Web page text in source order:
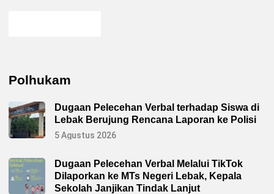
Polhukam
Dugaan Pelecehan Verbal terhadap Siswa di
Lebak Berujung Rencana Laporan ke Polisi
5 Agustus 2026
Dugaan Pelecehan Verbal Melalui TikTok
Dilaporkan ke MTs Negeri Lebak, Kepala
Sekolah Janjikan Tindak Lanjut